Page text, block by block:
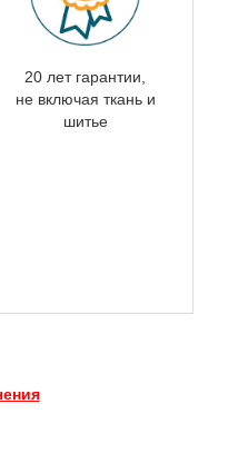
20 лет гарантии,
не включая ткань и
шитье